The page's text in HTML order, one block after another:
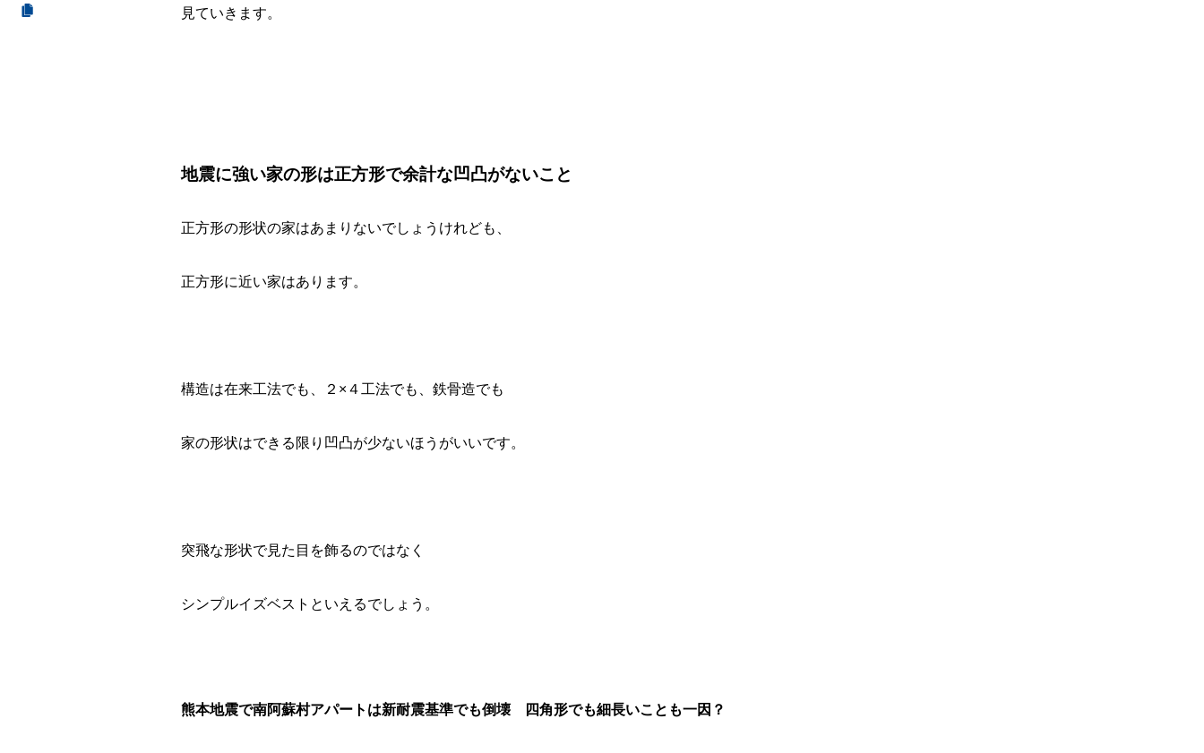
見ていきます。
地震に強い家の形は正方形で余計な凹凸がないこと
正方形の形状の家はあまりないでしょうけれども、
正方形に近い家はあります。
構造は在来工法でも、２×４工法でも、鉄骨造でも
家の形状はできる限り凹凸が少ないほうがいいです。
突飛な形状で見た目を飾るのではなく
シンプルイズベストといえるでしょう。
熊本地震で南阿蘇村アパートは新耐震基準でも倒壊 四角形でも細長いことも一因？